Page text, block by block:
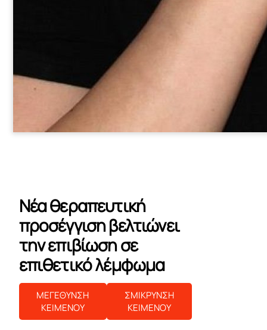
Νέα θεραπευτική
προσέγγιση βελτιώνει
την επιβίωση σε
επιθετικό λέμφωμα
ΜΕΓΕΘΥΝΣΗ
ΚΕΙΜΕΝΟΥ
ΣΜΙΚΡΥΝΣΗ
ΚΕΙΜΕΝΟΥ